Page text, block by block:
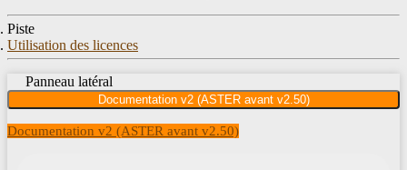
Piste
Utilisation des licences
Panneau latéral
Documentation v2 (ASTER avant v2.50)
Documentation v2 (ASTER avant v2.50)